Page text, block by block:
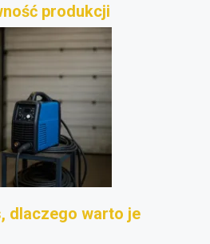
produkcji
dlaczego warto je